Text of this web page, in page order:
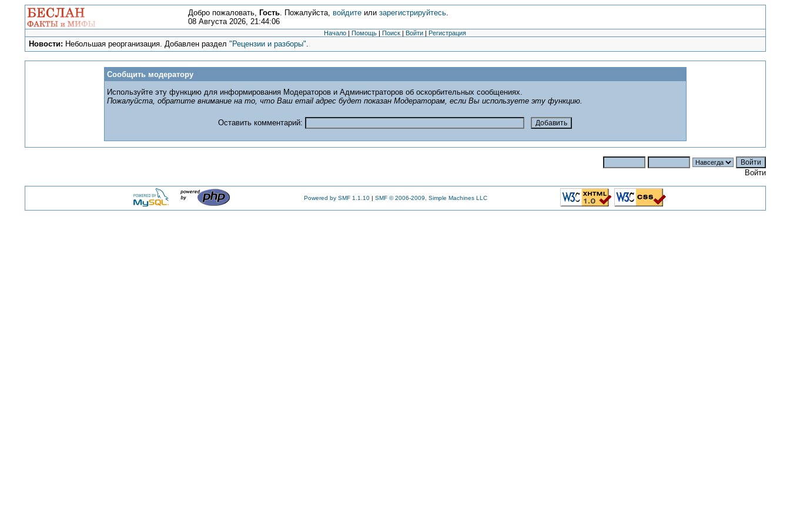
Добро пожаловать, Гость. Пожалуйста, войдитеили зарегистрируйтесь.
08 Августа 2026, 21:44:06
Начало | Помощь | Поиск | Войти | Регистрация
Новости: Небольшая реорганизация. Добавлен раздел"Рецензии и разборы".
Сообщить модератору
Используйте эту функцию для информирования Модераторов и Администраторов об оскорбительных сообщениях.
Пожалуйста, обратите внимание на то, что Ваш email адрес будет показан Модераторам, если Вы используете эту функцию.
Оставить комментарий:
Войти
Powered by SMF 1.1.10| SMF © 2006-2009, Simple Machines LLC